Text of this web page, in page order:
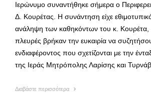
Ιερώνυμο συναντήθηκε σήμερα ο
Δ. Κουρέτας. Η συνάντηση είχε
ανάληψη των καθηκόντων του κ.
πλευρές βρήκαν την ευκαιρία να
ενδιαφέροντος που σχετίζονται με την
της Ιεράς Μητρόπολης Λαρίσης και
Διαβάστε περισσότερα